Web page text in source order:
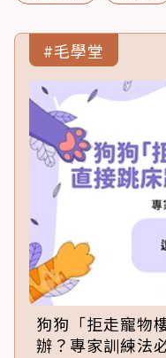
#毛學堂
狗狗「拒走寵物
辦？專家訓練法